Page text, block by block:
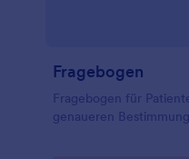
Fragebogen
Fragebogen für
genaueren